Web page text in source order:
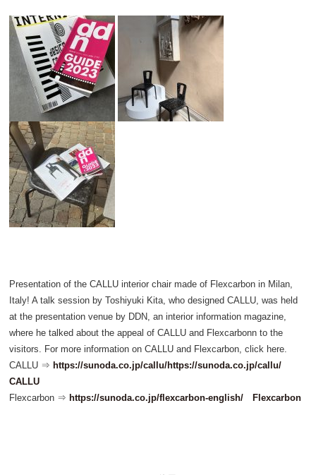
Presentation of the CALLU interior chair made of Flexcarbon in Milan,
Italy! A talk session by Toshiyuki Kita, who designed CALLU, was held
at the presentation venue by DDN, an interior information magazine,
where he talked about the appeal of CALLU and Flexcarbonn to the
visitors. For more information on CALLU and Flexcarbon, click here.
CALLU ⇒ https://sunoda.co.jp/callu/https://sunoda.co.jp/callu/
CALLU
Flexcarbon ⇒ https://sunoda.co.jp/flexcarbon-english/ Flexcarbon